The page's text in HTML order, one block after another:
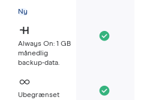
Ny
Always On: 1 GB
månedlig
backup-data.
Ubegrænset